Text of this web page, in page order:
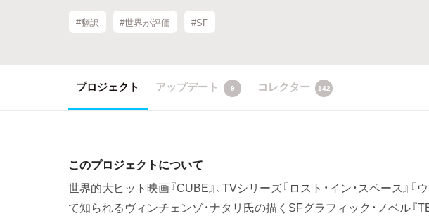
#翻訳 #世界が評価 #SF
プロジェクト アップデート 9 コレクター 142
このプロジェクトについて
世界的大ヒット映画『CUBE』、TVシリーズ『ロスト・イン・スペース』
て知られるヴィンチェンゾ・ナタリ氏の描くSFグラフィック・ノベル『